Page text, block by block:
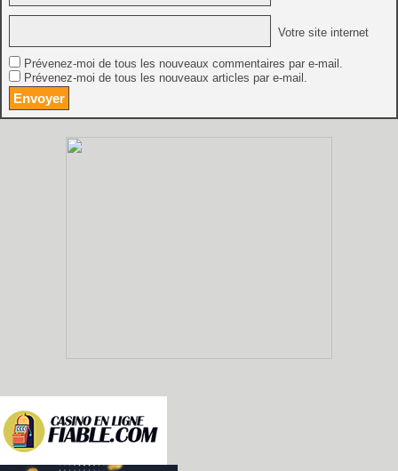
Votre site internet
Prévenez-moi de tous les nouveaux commentaires par e-mail.
Prévenez-moi de tous les nouveaux articles par e-mail.